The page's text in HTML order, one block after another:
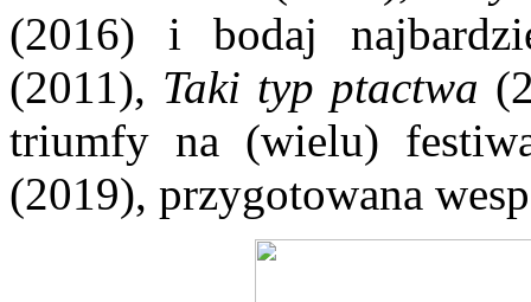
(2016) i bodaj
(2011), Taki typ ptactwa
triumfy na (wielu)
(2019), przygotowana